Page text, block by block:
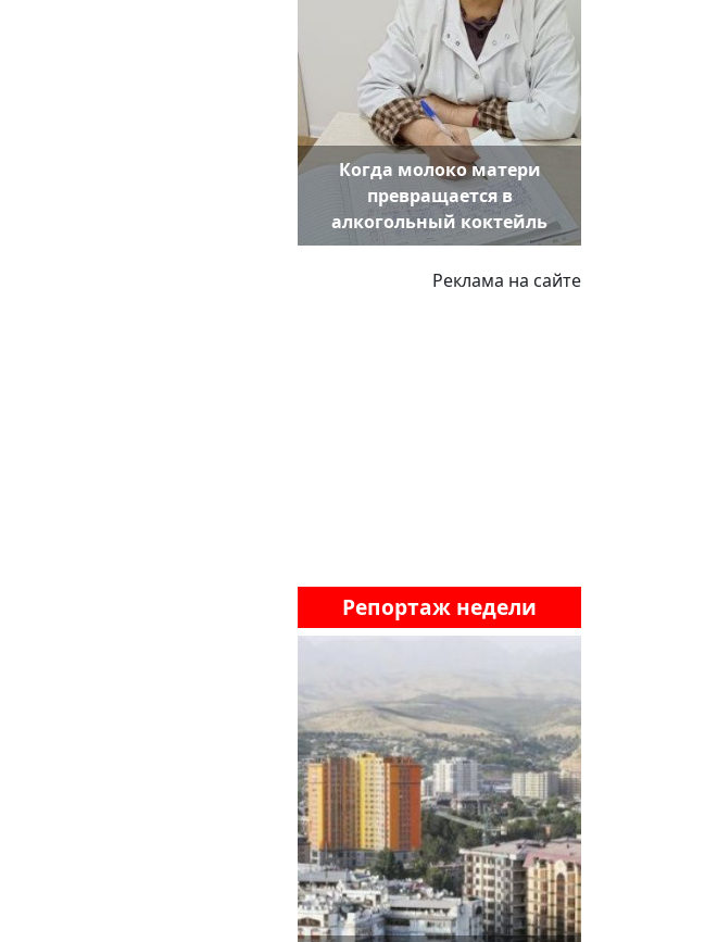
Когда молоко матери
превращается в
алкогольный коктейль
Реклама на сайте
Репортаж недели